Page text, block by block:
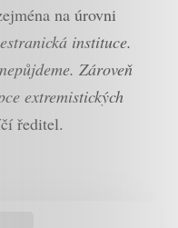
na úrovni
instituce.
Zároveň
extremistických
ředitel.